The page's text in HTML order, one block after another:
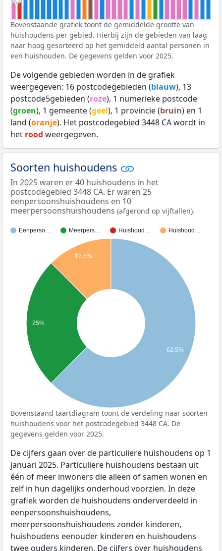
Bovenstaande grafiek toont de gemiddelde grootte van
huishoudens per gebied. Hierbij zijn de gebieden van laag
naar hoog gesorteerd op het gemiddeld aantal personen in
een huishouden. De gegevens gelden voor 2025.
De volgende gebieden worden in de grafiek
weergegeven: 16 postcodegebieden (blauw), 13
postcode5gebieden (roze), 1 numerieke postcode
(groen), 1 gemeente (geel), 1 provincie (bruin) en 1
land (oranje). Het postcodegebied 3448 CA wordt in
het rood weergegeven.
Soorten huishoudens
In 2025 waren er 40 huishoudens in het
postcodegebied 3448 CA. Er waren 25
eenpersoonshuishoudens en 10
meerpersoonshuishoudens (afgerond op vijftallen).
Eenperso… Meerpers… Huishoud… Huishoud…
12,5%
25%
62,5%
Bovenstaand taartdiagram toont de verdeling naar soorten
huishoudens voor het postcodegebied 3448 CA. De
gegevens gelden voor 2025.
De cijfers gaan over de particuliere huishoudens op 1
januari 2025. Particuliere huishoudens bestaan uit
één of meer inwoners die alleen of samen wonen en
zelf in hun dagelijks onderhoud voorzien. In deze
grafiek worden de huishoudens onderverdeeld in
eenpersoonshuishoudens,
meerpersoonshuishoudens zonder kinderen,
huishoudens eenouder kinderen en huishoudens
twee ouders kinderen. De cijfers over huishoudens